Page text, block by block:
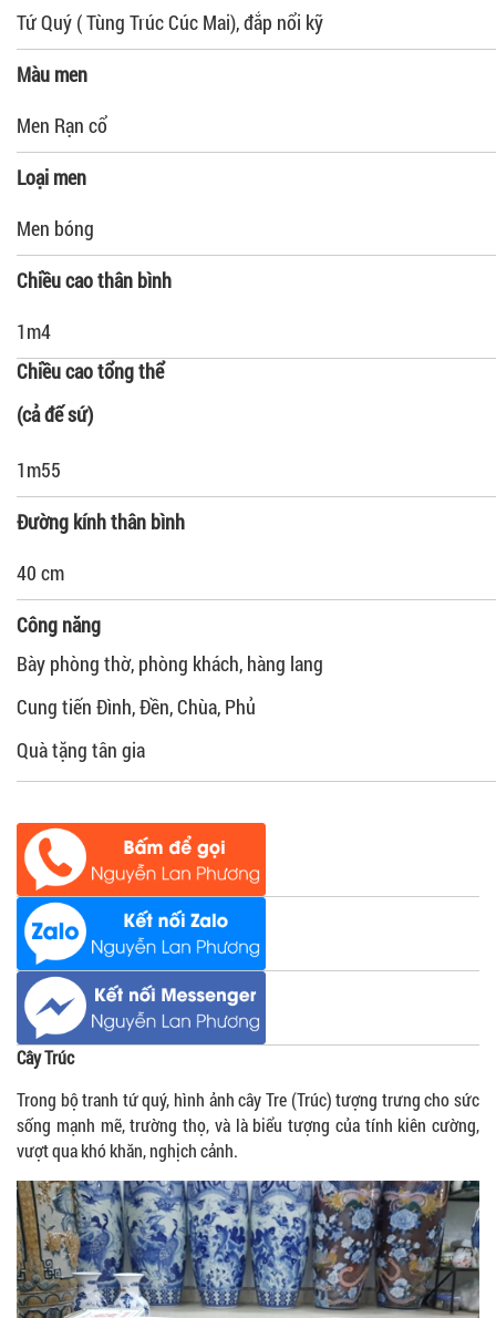
Tứ Quý ( Tùng Trúc Cúc Mai), đắp nổi kỹ
Màu men
Men Rạn cổ
Loại men
Men bóng
Chiều cao thân bình
1m4
Chiều cao tổng thể
(cả đế sứ)
1m55
Đường kính thân bình
40 cm
Công năng
Bày phòng thờ, phòng khách, hàng lang
Cung tiến Đình, Đền, Chùa, Phủ
Quà tặng tân gia
Cây Trúc
Trong bộ tranh tứ quý, hình ảnh cây Tre (Trúc) tượng trưng cho sức
sống mạnh mẽ, trường thọ, và là biểu tượng của tính kiên cường,
vượt qua khó khăn, nghịch cảnh.